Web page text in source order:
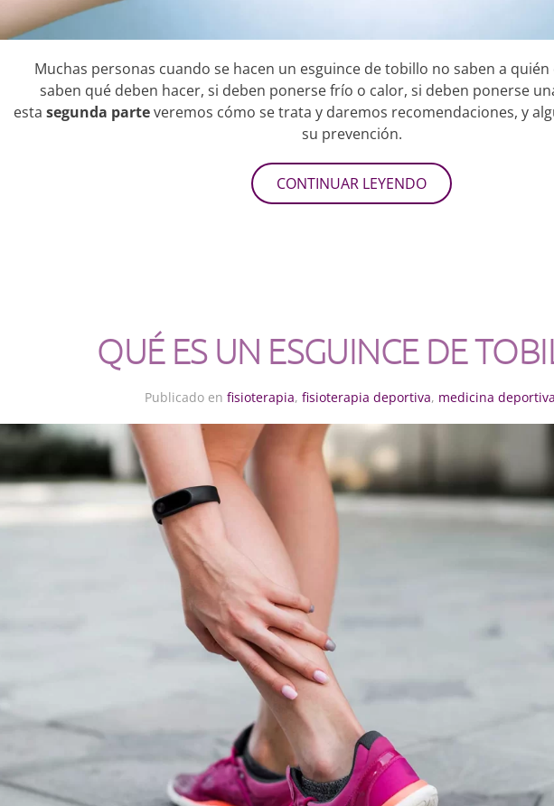
Muchas personas cuando se hacen un esguince de tobillo no saben a
saben qué deben hacer, si deben ponerse frío o calor, si deben ponerse
esta segunda parteveremos cómo se trata y daremos recomendaciones, y
su prevención.
CONTINUAR LEYENDO
QUÉ ES UN ESGUINCE DE
Publicado en fisioterapia, fisioterapia deportiva, medicina